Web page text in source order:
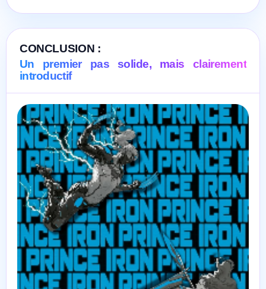
CONCLUSION :
Un premier pas solide, mais clairement
introductif